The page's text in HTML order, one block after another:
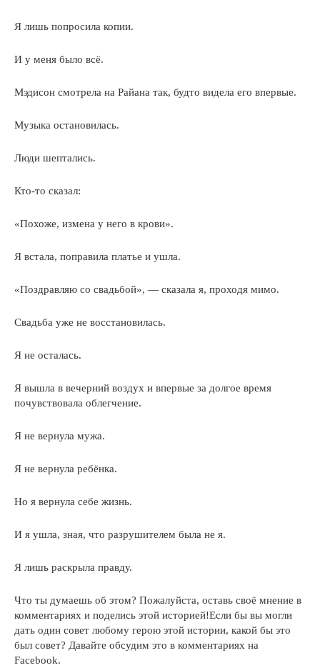
Я лишь попросила копии.
И у меня было всё.
Мэдисон смотрела на Райана так, будто видела его впервые.
Музыка остановилась.
Люди шептались.
Кто-то сказал:
«Похоже, измена у него в крови».
Я встала, поправила платье и ушла.
«Поздравляю со свадьбой», — сказала я, проходя мимо.
Свадьба уже не восстановилась.
Я не осталась.
Я вышла в вечерний воздух и впервые за долгое время
почувствовала облегчение.
Я не вернула мужа.
Я не вернула ребёнка.
Но я вернула себе жизнь.
И я ушла, зная, что разрушителем была не я.
Я лишь раскрыла правду.
Что ты думаешь об этом? Пожалуйста, оставь своё мнение в
комментариях и поделись этой историей!Если бы вы могли
дать один совет любому герою этой истории, какой бы это
был совет? Давайте обсудим это в комментариях на
Facebook.